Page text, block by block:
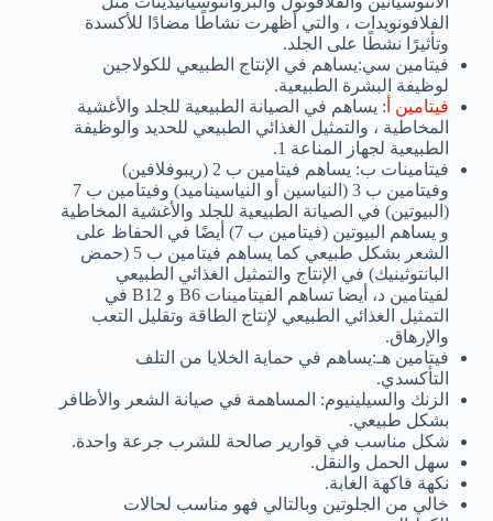
الفلافونويدات ، والتي أظهرت نشاطًا مضادًا للأكسدة
وتأثيرًا نشطًا على الجلد.
فيتامين سي:يساهم في الإنتاج الطبيعي للكولاجين
لوظيفة البشرة الطبيعية.
فيتامين أ : يساهم في الصيانة الطبيعية للجلد والأغشية
المخاطية ، والتمثيل الغذائي الطبيعي للحديد والوظيفة
الطبيعية لجهاز المناعة 1.
فيتامينات ب: يساهم فيتامين ب 2 (ريبوفلافين)
وفيتامين ب 3 (النياسين أو النياسيناميد) وفيتامين ب 7
(البيوتين) في الصيانة الطبيعية للجلد والأغشية المخاطية
و يساهم البيوتين (فيتامين ب 7) أيضًا في الحفاظ على
الشعر بشكل طبيعي كما يساهم فيتامين ب 5 (حمض
البانتوثينيك) في الإنتاج والتمثيل الغذائي الطبيعي
لفيتامين د، أيضا تساهم الفيتامينات B6 و B12 في
التمثيل الغذائي الطبيعي لإنتاج الطاقة وتقليل التعب
والإرهاق.
فيتامين هـ:يساهم في حماية الخلايا من التلف
التأكسدي.
الزنك والسيلينيوم: المساهمة في صيانة الشعر والأظافر
بشكل طبيعي.
شكل مناسب في قوارير صالحة للشرب جرعة واحدة.
سهل الحمل والنقل.
نكهة فاكهة الغابة.
خالي من الجلوتين وبالتالي فهو مناسب لحالات